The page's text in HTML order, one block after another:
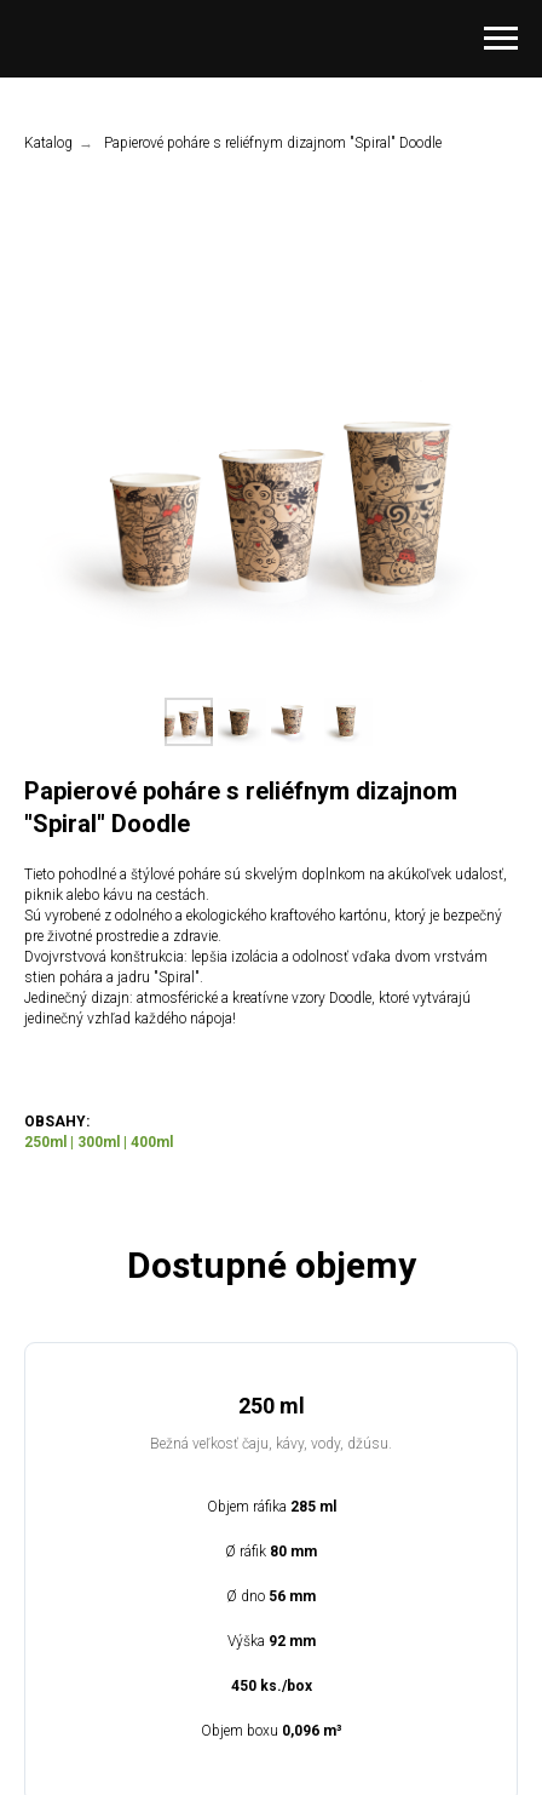
Katalog → Papierové poháre s reliéfnym dizajnom "Spiral" Doodle
Papierové poháre s reliéfnym dizajnom
"Spiral" Doodle
Tieto pohodlné a štýlové poháre sú skvelým doplnkom na akúkoľvek udalosť,
piknik alebo kávu na cestách.
Sú vyrobené z odolného a ekologického kraftového kartónu, ktorý je bezpečný
pre životné prostredie a zdravie.
Dvojvrstvová konštrukcia: lepšia izolácia a odolnosť vďaka dvom vrstvám
stien pohára a jadru "Spiral".
Jedinečný dizajn: atmosférické a kreatívne vzory Doodle, ktoré vytvárajú
jedinečný vzhľad každého nápoja!
OBSAHY:
250ml | 300ml | 400ml
Dostupné objemy
250 ml
Bežná veľkosť čaju, kávy, vody, džúsu.
Objem ráfika 285 ml
Ø ráfik 80 mm
Ø dno 56 mm
Výška 92 mm
450 ks./box
Objem boxu 0,096 m³